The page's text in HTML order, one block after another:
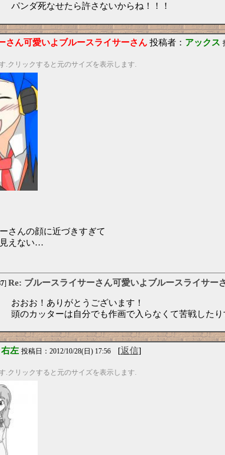
パンダ死なせたら許さないからね！！！
さん可愛いよブルースライサーさん投稿者： アックス
.クリックすると元のサイズを表示します.
さんの顔に近づきすぎて
えない…
] Re: ブルースライサーさん可愛いよブルースライサー
おおお！ありがとうございます！
頭のカッターは自分でも作画で入らなくて苦戦したり
右左 投稿日：2012/10/28(日) 17:56[返信]
.クリックすると元のサイズを表示します.